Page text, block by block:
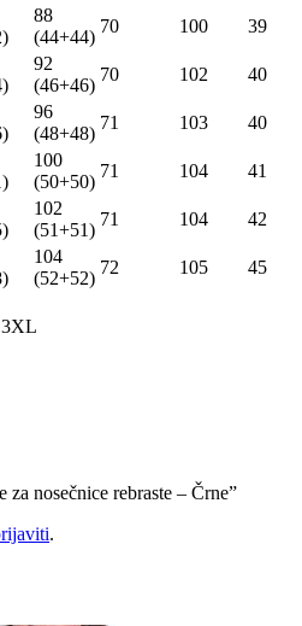
88
(44+44)
70 100 39
92
(46+46)
70 102 40
96
(48+48)
71 103 40
100
(50+50)
71 104 41
102
(51+51)
71 104 42
104
(52+52)
72 105 45
nosečnice rebraste – Črne”
.